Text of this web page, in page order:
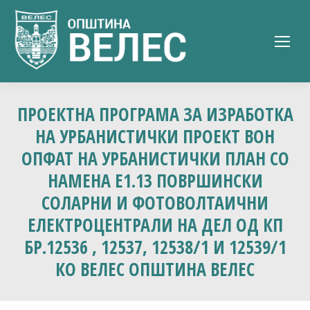
ПРОЕКТНА ПРОГРАМА ЗА ИЗРАБОТКА
НА УРБАНИСТИЧКИ ПРОЕКТ ВОН
ОПФАТ НА УРБАНИСТИЧКИ ПЛАН СО
НАМЕНА Е1.13 ПОВРШИНСКИ
СОЛАРНИ И ФОТОВОЛТАИЧНИ
ЕЛЕКТРОЦЕНТРАЛИ НА ДЕЛ ОД КП
БР.12536 , 12537, 12538/1 И 12539/1
КО ВЕЛЕС ОПШТИНА ВЕЛЕС